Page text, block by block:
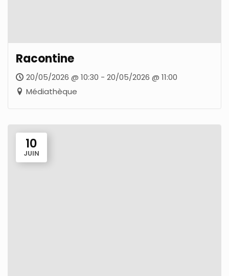
Racontine
20/05/2026 @ 10:30 - 20/05/2026 @ 11:00
Médiathèque
10
JUIN